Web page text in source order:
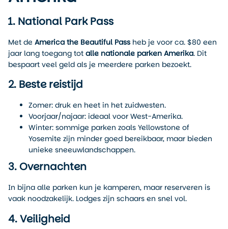
1. National Park Pass
Met de America the Beautiful Pass heb je voor ca. $80 een
jaar lang toegang tot alle nationale parken Amerika. Dit
bespaart veel geld als je meerdere parken bezoekt.
2. Beste reistijd
Zomer: druk en heet in het zuidwesten.
Voorjaar/najaar: ideaal voor West-Amerika.
Winter: sommige parken zoals Yellowstone of
Yosemite zijn minder goed bereikbaar, maar bieden
unieke sneeuwlandschappen.
3. Overnachten
In bijna alle parken kun je kamperen, maar reserveren is
vaak noodzakelijk. Lodges zijn schaars en snel vol.
4. Veiligheid